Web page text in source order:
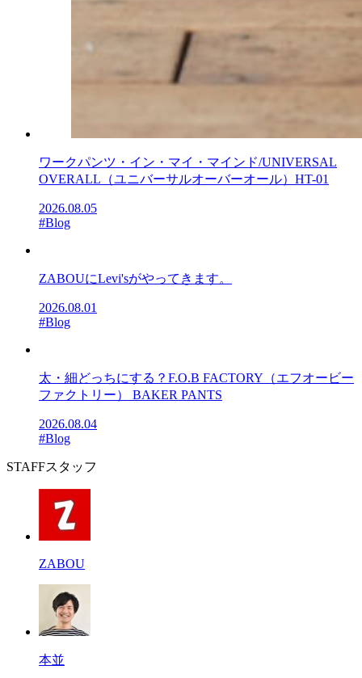
ワークパンツ・イン・マイ・マインド/UNIVERSAL
OVERALL（ユニバーサルオーバーオール）HT-01
2026.08.05
#Blog
ZABOUにLevi'sがやってきます。
2026.08.01
#Blog
太・細どっちにする？F.O.B FACTORY（エフオービー
ファクトリー） BAKER PANTS
2026.08.04
#Blog
STAFFスタッフ
ZABOU
本並